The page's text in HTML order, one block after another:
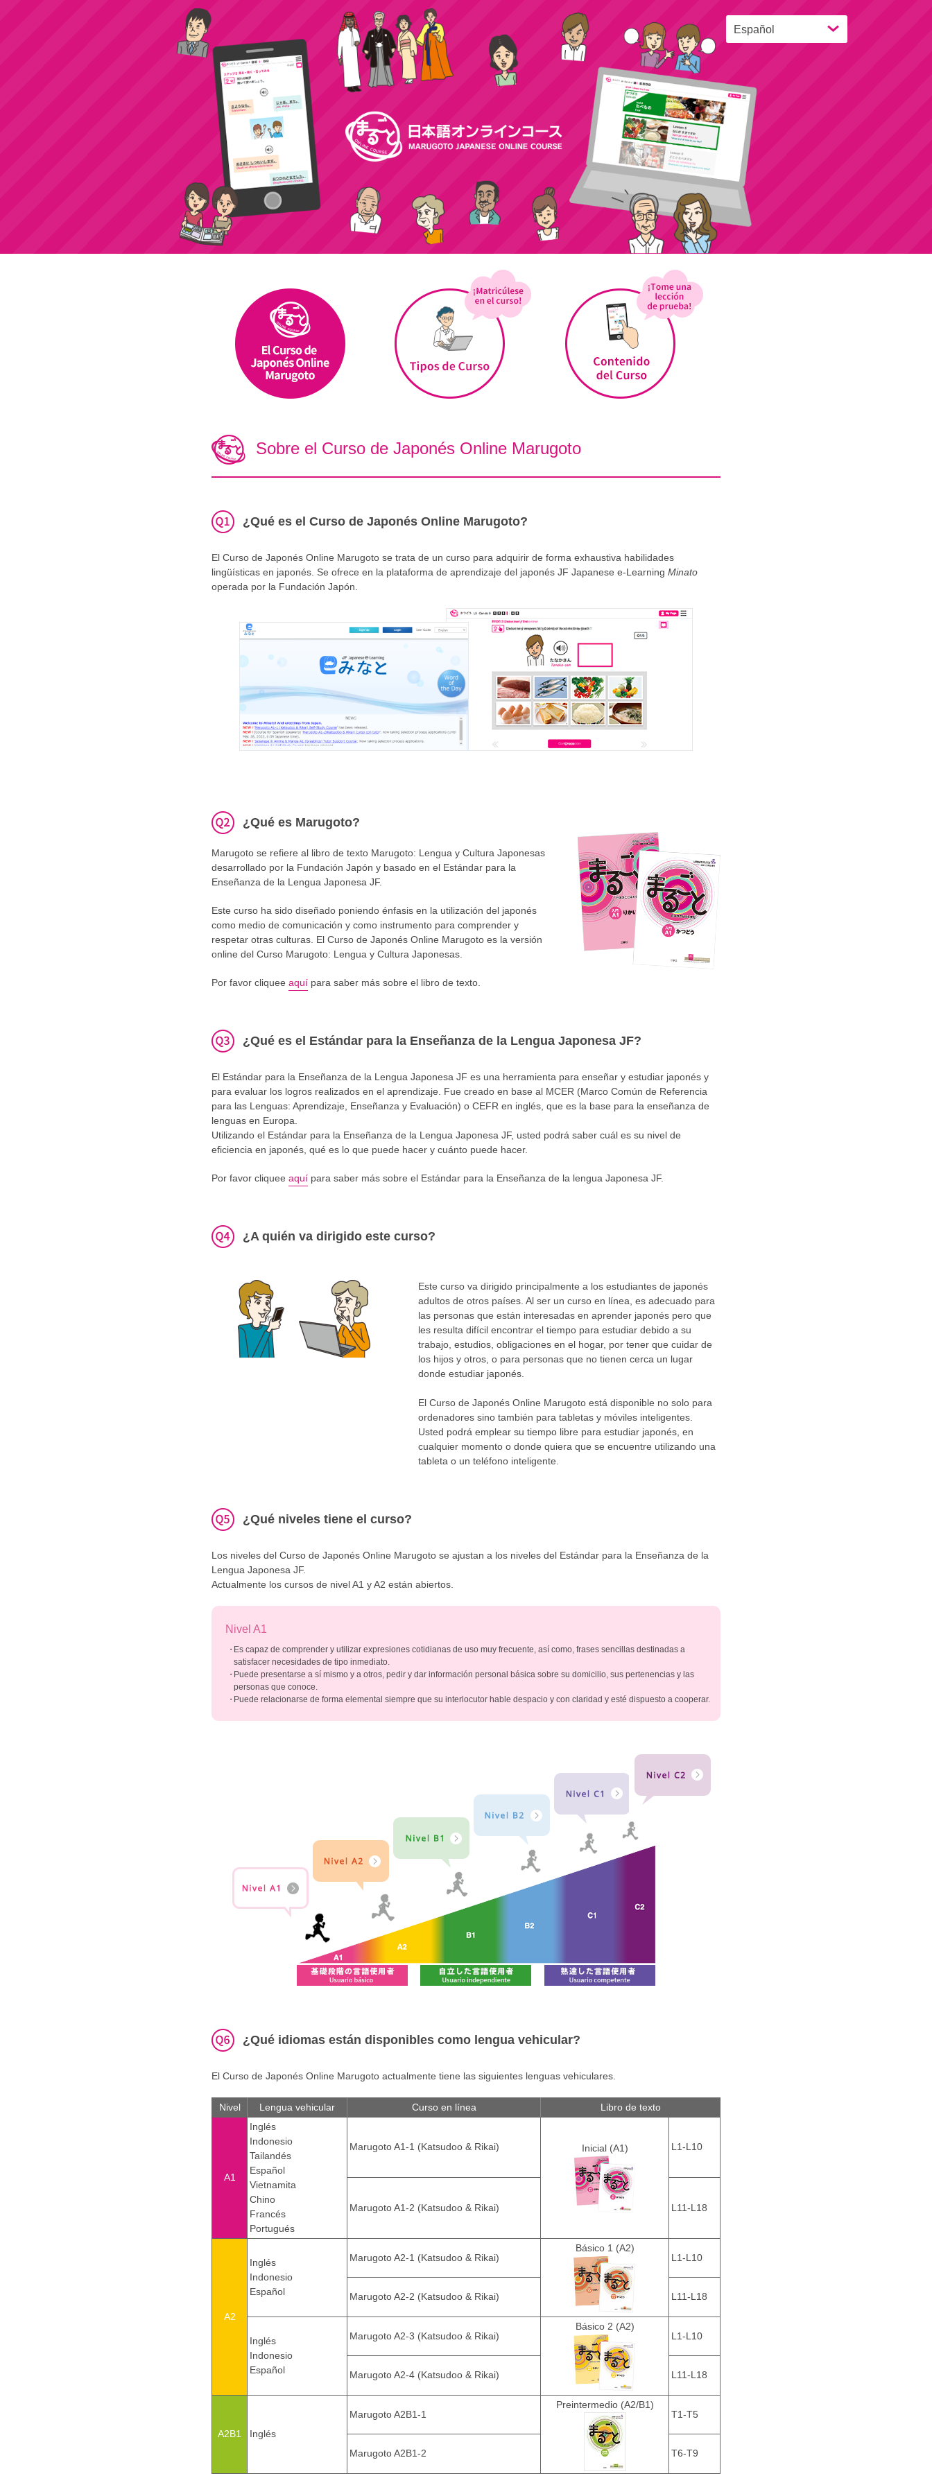
Sobre el Curso de Japonés Online Marugoto
¿Qué es el Curso de Japonés Online Marugoto?
El Curso de Japonés Online Marugoto se trata de un curso para adquirir de forma exhaustiva habilidades
lingüísticas en japonés. Se ofrece en la plataforma de aprendizaje del japonés JF Japanese e-Learning Minato
operada por la Fundación Japón.
¿Qué es Marugoto?
Marugoto se refiere al libro de texto Marugoto: Lengua y Cultura Japonesas
desarrollado por la Fundación Japón y basado en el Estándar para la
Enseñanza de la Lengua Japonesa JF.
Este curso ha sido diseñado poniendo énfasis en la utilización del japonés
como medio de comunicación y como instrumento para comprender y
respetar otras culturas. El Curso de Japonés Online Marugoto es la versión
online del Curso Marugoto: Lengua y Cultura Japonesas.
Por favor cliquee aquí para saber más sobre el libro de texto.
¿Qué es el Estándar para la Enseñanza de la Lengua Japonesa JF?
El Estándar para la Enseñanza de la Lengua Japonesa JF es una herramienta para enseñar y estudiar japonés y
para evaluar los logros realizados en el aprendizaje. Fue creado en base al MCER (Marco Común de Referencia
para las Lenguas: Aprendizaje, Enseñanza y Evaluación) o CEFR en inglés, que es la base para la enseñanza de
lenguas en Europa.
Utilizando el Estándar para la Enseñanza de la Lengua Japonesa JF, usted podrá saber cuál es su nivel de
eficiencia en japonés, qué es lo que puede hacer y cuánto puede hacer.
Por favor cliquee aquí para saber más sobre el Estándar para la Enseñanza de la lengua Japonesa JF.
¿A quién va dirigido este curso?
Este curso va dirigido principalmente a los estudiantes de japonés
adultos de otros países. Al ser un curso en línea, es adecuado para
las personas que están interesadas en aprender japonés pero que
les resulta difícil encontrar el tiempo para estudiar debido a su
trabajo, estudios, obligaciones en el hogar, por tener que cuidar de
los hijos y otros, o para personas que no tienen cerca un lugar
donde estudiar japonés.
El Curso de Japonés Online Marugoto está disponible no solo para
ordenadores sino también para tabletas y móviles inteligentes.
Usted podrá emplear su tiempo libre para estudiar japonés, en
cualquier momento o donde quiera que se encuentre utilizando una
tableta o un teléfono inteligente.
¿Qué niveles tiene el curso?
Los niveles del Curso de Japonés Online Marugoto se ajustan a los niveles del Estándar para la Enseñanza de la
Lengua Japonesa JF.
Actualmente los cursos de nivel A1 y A2 están abiertos.
Nivel A1
Es capaz de comprender y utilizar expresiones cotidianas de uso muy frecuente, así como, frases sencillas destinadas a
satisfacer necesidades de tipo inmediato.
Puede presentarse a sí mismo y a otros, pedir y dar información personal básica sobre su domicilio, sus pertenencias y las
personas que conoce.
Puede relacionarse de forma elemental siempre que su interlocutor hable despacio y con claridad y esté dispuesto a cooperar.
¿Qué idiomas están disponibles como lengua vehicular?
El Curso de Japonés Online Marugoto actualmente tiene las siguientes lenguas vehiculares.
Nivel Lengua vehicular Curso en línea Libro de texto
A1
Inglés
Indonesio
Tailandés
Español
Vietnamita
Chino
Francés
Portugués
Marugoto A1-1 (Katsudoo & Rikai) Inicial (A1) L1-L10
Marugoto A1-2 (Katsudoo & Rikai) L11-L18
A2
Inglés
Indonesio
Español
Marugoto A2-1 (Katsudoo & Rikai)
Básico 1 (A2)
L1-L10
Marugoto A2-2 (Katsudoo & Rikai) L11-L18
Inglés
Indonesio
Español
Marugoto A2-3 (Katsudoo & Rikai)
Básico 2 (A2)
L1-L10
Marugoto A2-4 (Katsudoo & Rikai) L11-L18
A2B1 Inglés
Marugoto A2B1-1
Preintermedio (A2/B1)
T1-T5
Marugoto A2B1-2 T6-T9